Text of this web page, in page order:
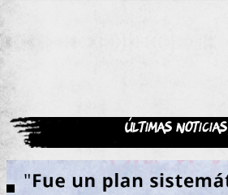
Últimas noticias